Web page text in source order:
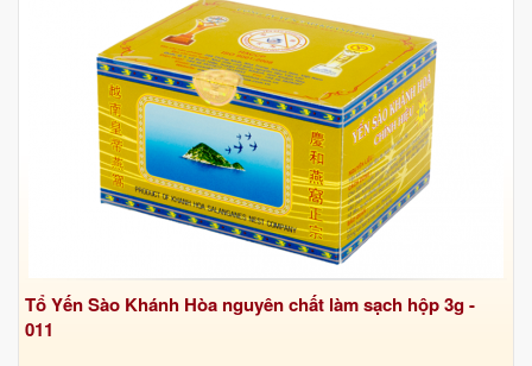
Tổ Yến Sào Khánh Hòa nguyên chất làm sạch hộp 3g -
011